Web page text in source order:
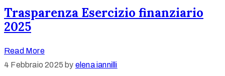
Trasparenza Esercizio finanziario
2025
Read More
4 Febbraio 2025 by elena iannilli